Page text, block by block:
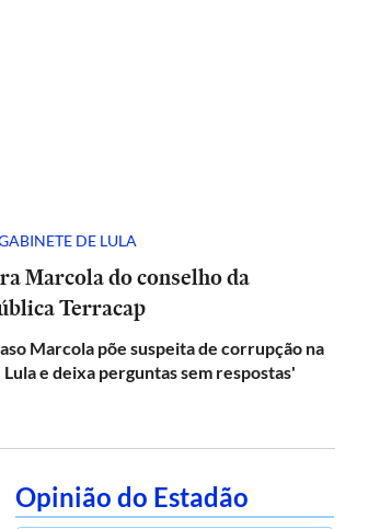
DE LULA
Marcola do conselho da
Terracap
Marcola põe suspeita de corrupção na
Lula e deixa perguntas sem respostas'
Opinião do Estadão